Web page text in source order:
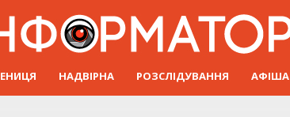
НАДВІРНА РОЗСЛІДУВАННЯ АФІША